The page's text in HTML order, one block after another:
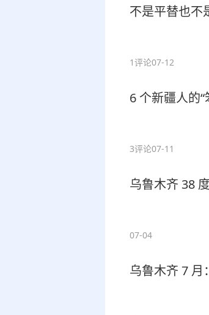
不是平替也不
1评论07-12
6 个新疆人的
3评论07-11
乌鲁木齐 38
07-04
乌鲁木齐 7 月